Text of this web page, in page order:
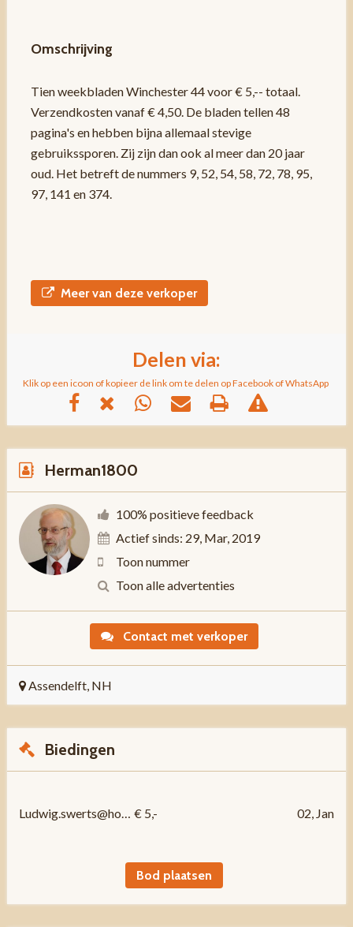
Omschrijving
Tien weekbladen Winchester 44 voor € 5,-- totaal.
Verzendkosten vanaf € 4,50. De bladen tellen 48
pagina's en hebben bijna allemaal stevige
gebruikssporen. Zij zijn dan ook al meer dan 20 jaar
oud. Het betreft de nummers 9, 52, 54, 58, 72, 78, 95,
97, 141 en 374.
Meer van deze verkoper
Delen via:
Klik op een icoon of kopieer de link om te delen op Facebook of WhatsApp
Herman1800
100% positieve feedback
Actief sinds: 29, Mar, 2019
Toon nummer
Toon alle advertenties
Contact met verkoper
Assendelft, NH
Biedingen
Ludwig.swerts@hotmail. € 5,- 02, Jan
Bod plaatsen